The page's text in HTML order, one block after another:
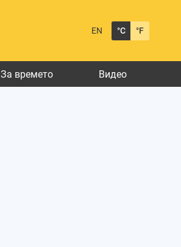
EN °C °F
За времето Видео